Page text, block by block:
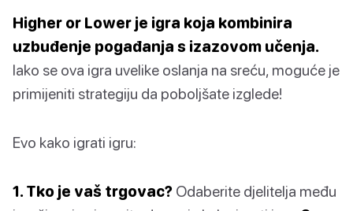
Higher or Lower je igra koja kombinira
uzbuđenje pogađanja s izazovom učenja.
Iako se ova igra uvelike oslanja na sreću, moguće je
primijeniti strategiju da poboljšate izglede!
Evo kako igrati igru:
1. Tko je vaš trgovac? Odaberite djelitelja među